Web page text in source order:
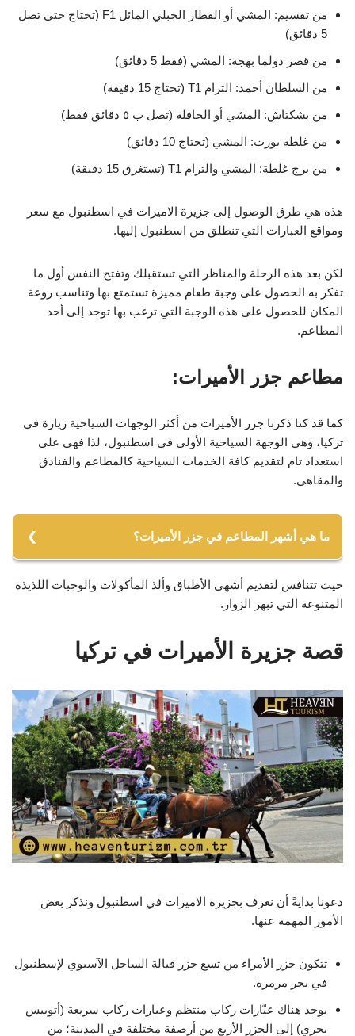
من تقسيم: المشي أو القطار الجبلي المائل F1 (تحتاج حتى تصل
5 دقائق)
من قصر دولما بهجة: المشي (فقط 5 دقائق)
من السلطان أحمد: الترام T1 (تحتاج 15 دقيقة)
من بشكتاش: المشي أو الحافلة (تصل ب ٥ دقائق فقط)
من غلطة بورت: المشي (تحتاج 10 دقائق)
من برج غلطة: المشي والترام T1 (تستغرق 15 دقيقة)
هذه هي طرق الوصول إلى جزيرة الاميرات في اسطنبول مع سعر
ومواقع العبارات التي تنطلق من اسطنبول إليها.
لكن بعد هذه الرحلة والمناظر التي تستقبلك وتفتح النفس أول ما
تفكر به الحصول على وجبة طعام مميزة تستمتع بها وتناسب روعة
المكان للحصول على هذه الوجبة التي ترغب بها توجد إلى أحد
المطاعم.
مطاعم جزر الأميرات:
كما قد كنا ذكرنا جزر الأميرات من أكثر الوجهات السياحية زيارة في
تركيا، وهي الوجهة السياحية الأولى في اسطنبول، لذا فهي على
استعداد تام لتقديم كافة الخدمات السياحية كالمطاعم والفنادق
والمقاهي.
ما هي أشهر المطاعم في جزر الأميرات؟
2- لونا بارك.
حيث تتنافس لتقديم أشهى الأطباق وألذ المأكولات والوجبات اللذيذة
المتنوعة التي تبهر الزوار.
قصة جزيرة الأميرات في تركيا
دعونا بدايةً أن نعرف بجزيرة الاميرات في اسطنبول ونذكر بعض
الأمور المهمة عنها.
تتكون جزر الأمراء من تسع جزر قبالة الساحل الآسيوي لإسطنبول
في بحر مرمرة.
يوجد هناك عبّارات ركاب منتظم وعبارات ركاب سريعة (أتوبيس
بحري) إلى الجزر الأربع من أرصفة مختلفة في المدينة؛ من